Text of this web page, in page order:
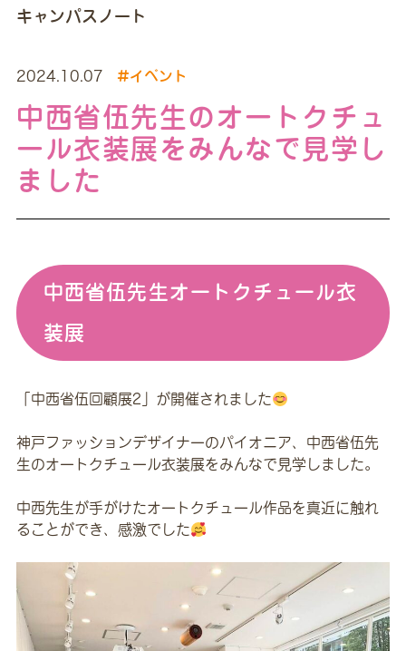
キャンパスノート
2024.10.07 #イベント
中西省伍先生のオートクチュ
ール衣装展をみんなで見学し
ました
中西省伍先生オートクチュール衣
装展
「中西省伍回顧展2」が開催されました
神戸ファッションデザイナーのパイオニア、中西省伍先
生のオートクチュール衣装展をみんなで見学しました。
中西先生が手がけたオートクチュール作品を真近に触れ
ることができ、感激でした